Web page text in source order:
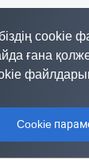
cookie
ғана
Cookie